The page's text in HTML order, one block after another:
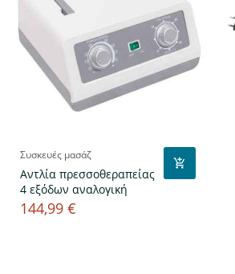
Συσκευές μασάζ
Αντλία πρεσσοθεραπείας
4 εξόδων αναλογική
Τιμή
144,99 €